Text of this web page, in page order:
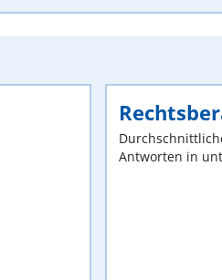
Antworten in